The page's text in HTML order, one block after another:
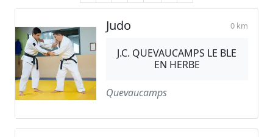
Judo 0 km
J.C. QUEVAUCAMPS LE BLE
EN HERBE
Quevaucamps